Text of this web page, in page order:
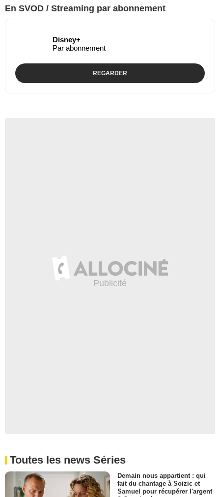
En SVOD / Streaming par abonnement
Disney+
Par abonnement
REGARDER
Toutes les news Séries
Demain nous appartient : qui
fait du chantage à Soizic et
Samuel pour récupérer l'argent